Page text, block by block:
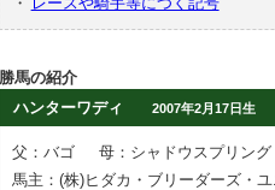
勝馬の紹介
ハンターワディ
2007年2月17日生
父：バゴ
母：シャドウスプリング
馬主：(株)ヒダカ・ブリーダーズ・